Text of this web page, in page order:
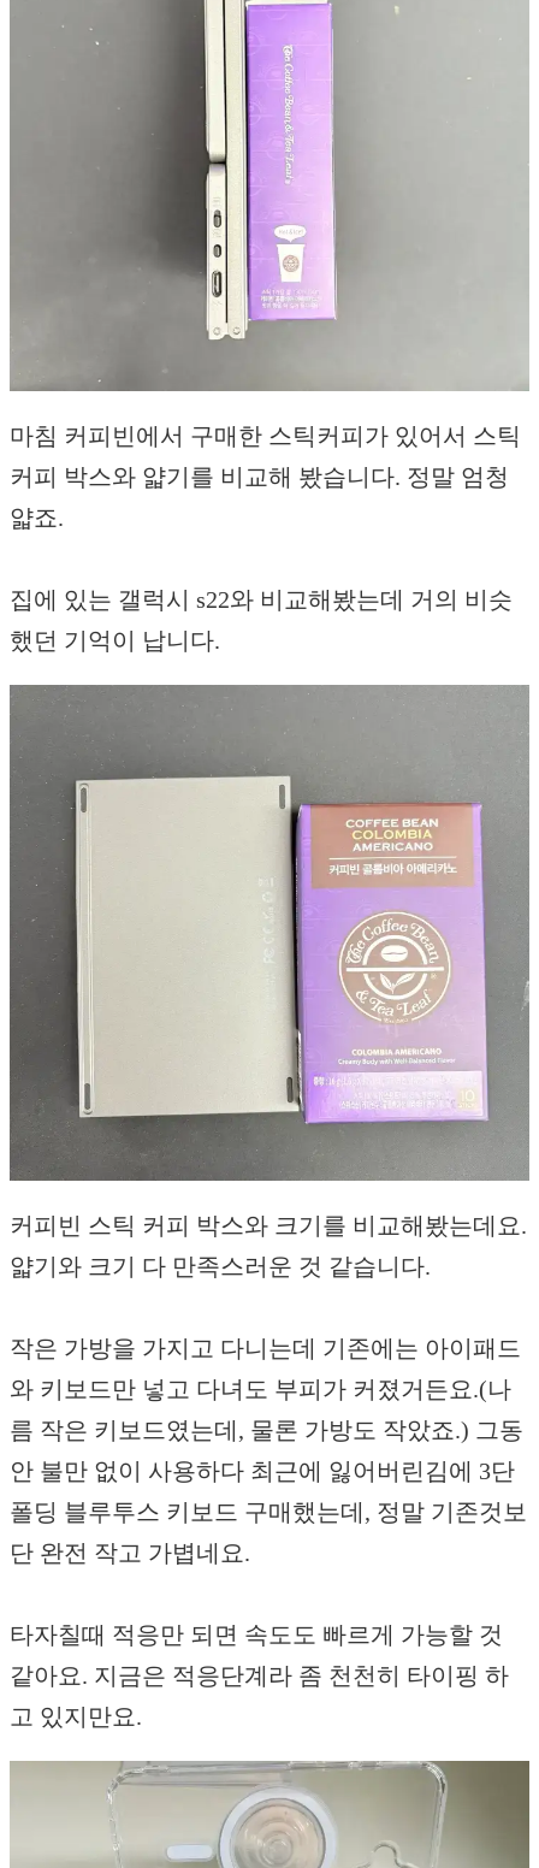
마침 커피빈에서 구매한 스틱커피가 있어서 스틱
커피 박스와 얇기를 비교해 봤습니다. 정말 엄청
얇죠.
집에 있는 갤럭시 s22와 비교해봤는데 거의 비슷
했던 기억이 납니다.
커피빈 스틱 커피 박스와 크기를 비교해봤는데요.
얇기와 크기 다 만족스러운 것 같습니다.
작은 가방을 가지고 다니는데 기존에는 아이패드
와 키보드만 넣고 다녀도 부피가 커졌거든요.(나
름 작은 키보드였는데, 물론 가방도 작았죠.) 그동
안 불만 없이 사용하다 최근에 잃어버린김에 3단
폴딩 블루투스 키보드 구매했는데, 정말 기존것보
단 완전 작고 가볍네요.
타자칠때 적응만 되면 속도도 빠르게 가능할 것
같아요. 지금은 적응단계라 좀 천천히 타이핑 하
고 있지만요.